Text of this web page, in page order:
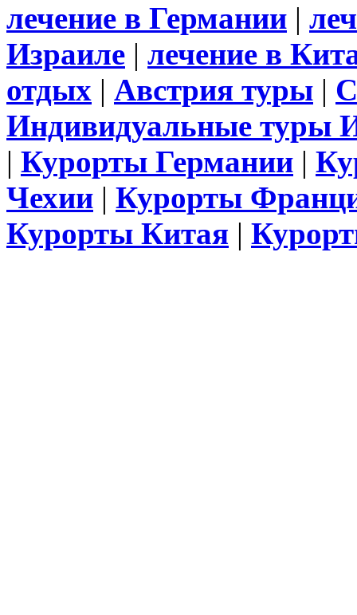
лечение в Германии |
Израиле | лечение в
отдых | Австрия туры |
Индивидуальные туры
| Курорты Германии |
Чехии | Курорты
Курорты Китая |